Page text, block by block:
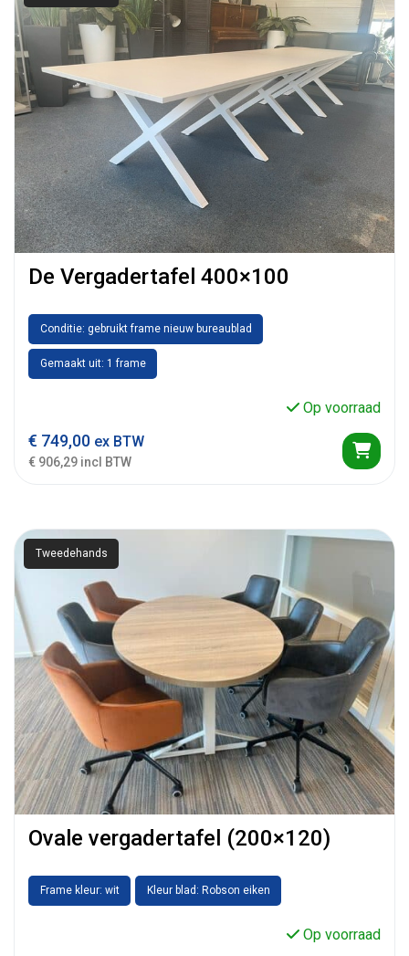
De Vergadertafel 400×100
Conditie: gebruikt frame nieuw bureaublad
Gemaakt uit: 1 frame
Op voorraad
€ 749,00 ex BTW
€ 906,29 incl BTW
Tweedehands
Ovale vergadertafel (200×120)
Frame kleur: wit Kleur blad: Robson eiken
Op voorraad